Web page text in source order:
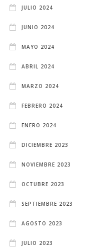
JULIO 2024
JUNIO 2024
MAYO 2024
ABRIL 2024
MARZO 2024
FEBRERO 2024
ENERO 2024
DICIEMBRE 2023
NOVIEMBRE 2023
OCTUBRE 2023
SEPTIEMBRE 2023
AGOSTO 2023
JULIO 2023